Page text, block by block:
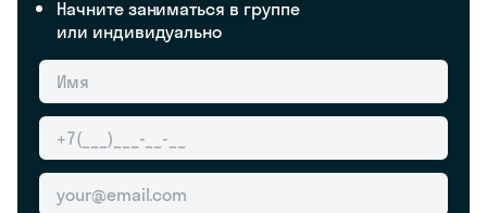
Начните заниматься в группе
или индивидуально